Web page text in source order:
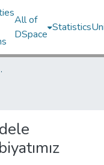
All of
DSpace
Statistics
Sciences